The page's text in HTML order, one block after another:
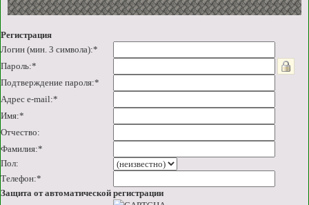
Регистрация
Логин (мин. 3 символа):*
Пароль:*
Подтверждение пароля:*
Адрес e-mail:*
Имя:*
Отчество:
Фамилия:*
Пол:
Телефон:*
Защита от автоматической регистрации